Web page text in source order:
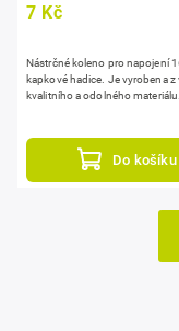
7 Kč
Do košíku
Nástrčné koleno pro napojení
kapkové hadice. Je vyrobena z
kvalitního a odolného materiálu.